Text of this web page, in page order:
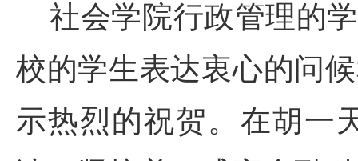
社会学院行政管理的
校的学生表达衷心的问
示热烈的祝贺。在胡一